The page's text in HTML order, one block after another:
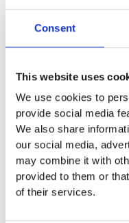
Consent
This website uses
We use cookies to
provide social media
We also share
our social media,
may combine it with
provided to them or
of their services.
Fundament
Material
Skötsel